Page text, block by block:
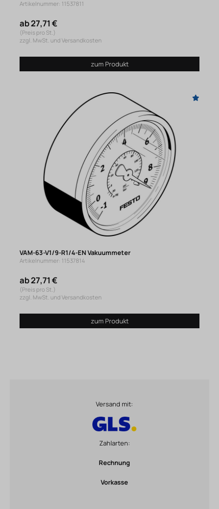
Artikelnummer: 11537811
ab 27,71 €
(Preis pro St.)
zzgl. MwSt. und Versandkosten
zum Produkt
VAM-63-V1/9-R1/4-EN Vakuummeter
Artikelnummer: 11537814
ab 27,71 €
(Preis pro St.)
zzgl. MwSt. und Versandkosten
zum Produkt
Versand mit:
Zahlarten:
Rechnung
Vorkasse